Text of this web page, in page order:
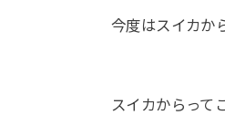
今度はスイカか
スイカからって